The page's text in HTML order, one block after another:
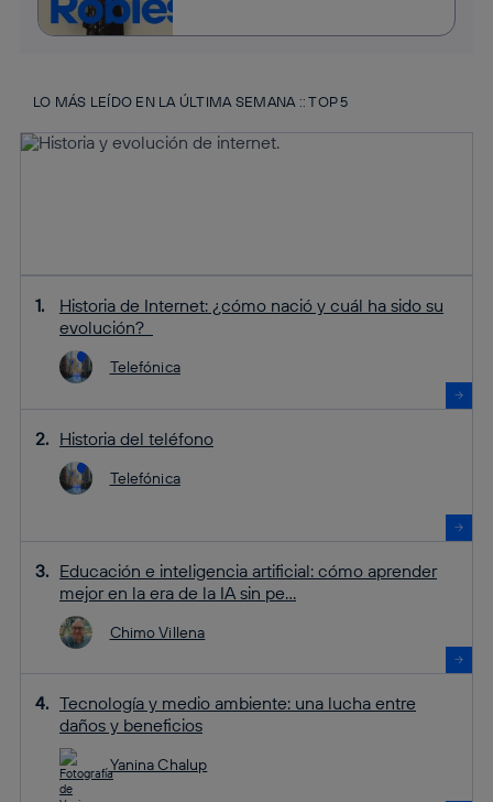
LO MÁS LEÍDO EN LA ÚLTIMA SEMANA :: TOP 5
Historia de Internet: ¿cómo nació y cuál ha sido su
evolución?
Telefónica
Historia del teléfono
Telefónica
Educación e inteligencia artificial: cómo aprender
mejor en la era de la IA sin pe...
Chimo Villena
Tecnología y medio ambiente: una lucha entre
daños y beneficios
Yanina Chalup